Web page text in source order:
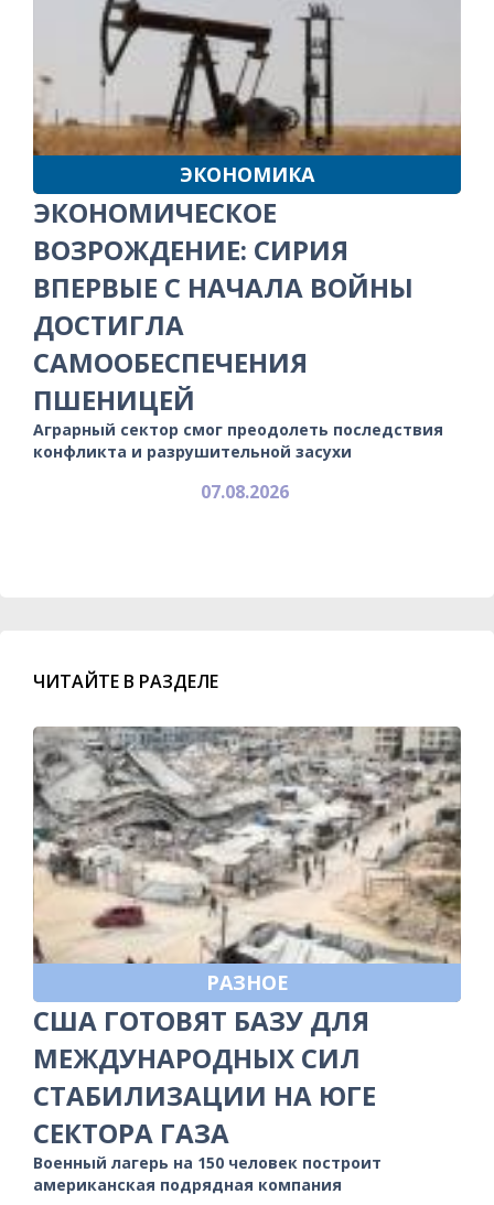
ЭКОНОМИКА
ЭКОНОМИЧЕСКОЕ
ВОЗРОЖДЕНИЕ: СИРИЯ
ВПЕРВЫЕ С НАЧАЛА ВОЙНЫ
ДОСТИГЛА
САМООБЕСПЕЧЕНИЯ
ПШЕНИЦЕЙ
Аграрный сектор смог преодолеть последствия
конфликта и разрушительной засухи
07.08.2026
ЧИТАЙТЕ В РАЗДЕЛЕ
РАЗНОЕ
США ГОТОВЯТ БАЗУ ДЛЯ
МЕЖДУНАРОДНЫХ СИЛ
СТАБИЛИЗАЦИИ НА ЮГЕ
СЕКТОРА ГАЗА
Военный лагерь на 150 человек построит
американская подрядная компания